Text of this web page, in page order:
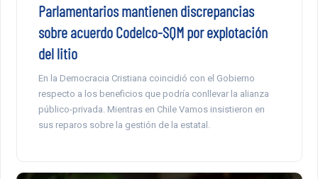
Parlamentarios mantienen discrepancias
sobre acuerdo Codelco-SQM por explotación
del litio
En la Democracia Cristiana coincidió con el Gobierno
respecto a los beneficios que podría conllevar la alianza
público-privada. Mientras en Chile Vamos insistieron en
sus reparos sobre la gestión de la estatal.